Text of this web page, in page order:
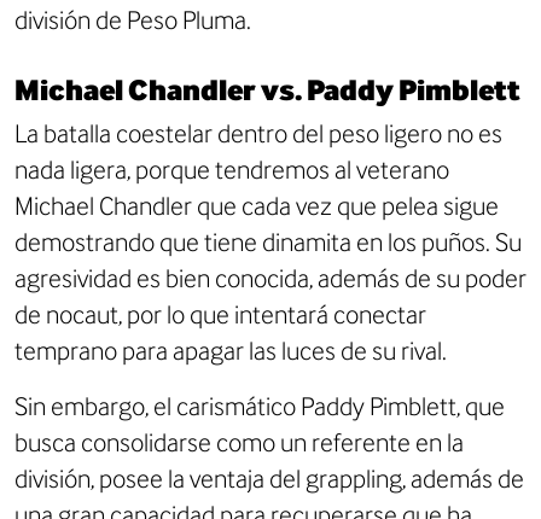
división de Peso Pluma.
Michael Chandler vs. Paddy Pimblett
La batalla coestelar dentro del peso ligero no es
nada ligera, porque tendremos al veterano
Michael Chandler que cada vez que pelea sigue
demostrando que tiene dinamita en los puños. Su
agresividad es bien conocida, además de su poder
de nocaut, por lo que intentará conectar
temprano para apagar las luces de su rival.
Sin embargo, el carismático Paddy Pimblett, que
busca consolidarse como un referente en la
división, posee la ventaja del grappling, además de